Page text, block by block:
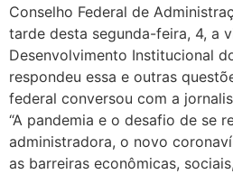
Conselho Federal de
tarde desta segunda-feira, 4, a
Desenvolvimento Institucional
respondeu essa e outras
federal conversou com a
“A pandemia e o desafio de se
administradora, o novo
as barreiras econômicas,